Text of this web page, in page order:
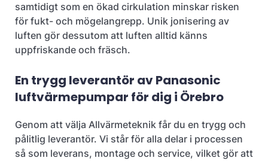
samtidigt som en ökad cirkulation minskar risken
för fukt- och mögelangrepp. Unik jonisering av
luften gör dessutom att luften alltid känns
uppfriskande och fräsch.
En trygg leverantör av Panasonic
luftvärmepumpar för dig i Örebro
Genom att välja Allvärmeteknik får du en trygg och
pålitlig leverantör. Vi står för alla delar i processen
så som leverans, montage och service, vilket gör att